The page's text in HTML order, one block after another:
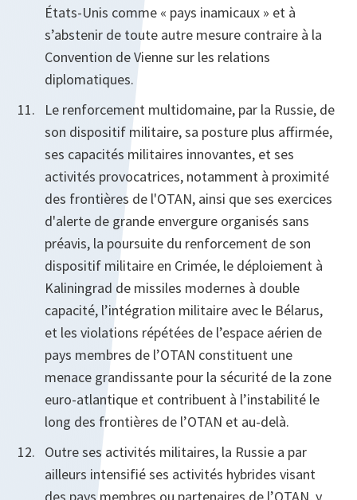
États-Unis comme « pays inamicaux » et à
s’abstenir de toute autre mesure contraire à la
Convention de Vienne sur les relations
diplomatiques.
Le renforcement multidomaine, par la Russie, de
son dispositif militaire, sa posture plus affirmée,
ses capacités militaires innovantes, et ses
activités provocatrices, notamment à proximité
des frontières de l'OTAN, ainsi que ses exercices
d'alerte de grande envergure organisés sans
préavis, la poursuite du renforcement de son
dispositif militaire en Crimée, le déploiement à
Kaliningrad de missiles modernes à double
capacité, l’intégration militaire avec le Bélarus,
et les violations répétées de l’espace aérien de
pays membres de l’OTAN constituent une
menace grandissante pour la sécurité de la zone
euro-atlantique et contribuent à l’instabilité le
long des frontières de l’OTAN et au-delà.
Outre ses activités militaires, la Russie a par
ailleurs intensifié ses activités hybrides visant